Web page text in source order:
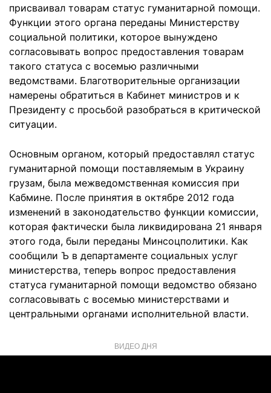
присваивал товарам статус гуманитарной помощи.
Функции этого органа переданы Министерству
социальной политики, которое вынуждено
согласовывать вопрос предоставления товарам
такого статуса с восемью различными
ведомствами. Благотворительные организации
намерены обратиться в Кабинет министров и к
Президенту с просьбой разобраться в критической
ситуации.
Основным органом, который предоставлял статус
гуманитарной помощи поставляемым в Украину
грузам, была межведомственная комиссия при
Кабмине. После принятия в октябре 2012 года
изменений в законодательство функции комиссии,
которая фактически была ликвидирована 21 января
этого года, были переданы Минсоцполитики. Как
сообщили Ъ в департаменте социальных услуг
министерства, теперь вопрос предоставления
статуса гуманитарной помощи ведомство обязано
согласовывать с восемью министерствами и
центральными органами исполнительной власти.
ВИДЕО ДНЯ